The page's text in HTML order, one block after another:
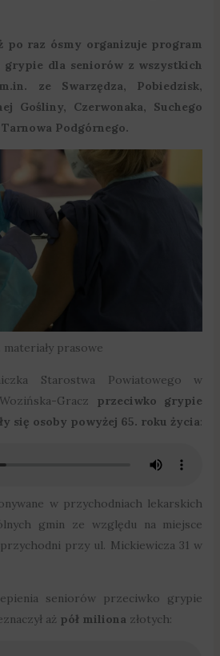
po raz ósmy organizuje program
grypie dla seniorów z wszystkich
ze Swarzędza, Pobiedzisk,
Gośliny, Czerwonaka, Suchego
Podgórnego.
materiały prasowe
Starostwa Powiatowego w
Gracz przeciwko grypie
się osoby powyżej 65. roku życia:
w przychodniach lekarskich
gmin ze względu na miejsce
przy ul. Mickiewicza 31 w
seniorów przeciwko grypie
aż pół miliona złotych: